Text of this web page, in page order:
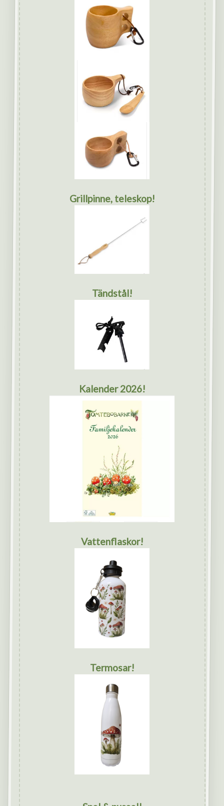
Grillpinne, teleskop!
Tändstål!
Kalender 2026!
Vattenflaskor!
Termosar!